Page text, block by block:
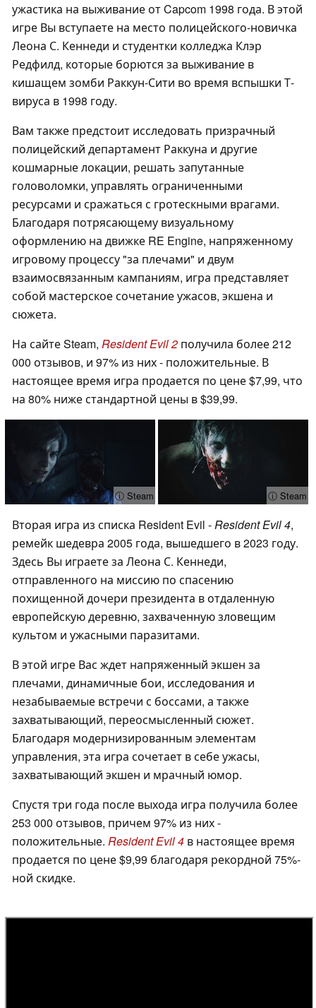
ужастика на выживание от Capcom 1998 года. В этой
игре Вы вступаете на место полицейского-новичка
Леона С. Кеннеди и студентки колледжа Клэр
Редфилд, которые борются за выживание в
кишащем зомби Раккун-Сити во время вспышки Т-
вируса в 1998 году.
Вам также предстоит исследовать призрачный
полицейский департамент Раккуна и другие
кошмарные локации, решать запутанные
головоломки, управлять ограниченными
ресурсами и сражаться с гротескными врагами.
Благодаря потрясающему визуальному
оформлению на движке RE Engine, напряженному
игровому процессу "за плечами" и двум
взаимосвязанным кампаниям, игра представляет
собой мастерское сочетание ужасов, экшена и
сюжета.
На сайте Steam, Resident Evil 2 получила более 212
000 отзывов, и 97% из них - положительные. В
настоящее время игра продается по цене $7,99, что
на 80% ниже стандартной цены в $39,99.
ⓘ Steam ⓘ Steam
Вторая игра из списка Resident Evil -Resident Evil 4,
ремейк шедевра 2005 года, вышедшего в 2023 году.
Здесь Вы играете за Леона С. Кеннеди,
отправленного на миссию по спасению
похищенной дочери президента в отдаленную
европейскую деревню, захваченную зловещим
культом и ужасными паразитами.
В этой игре Вас ждет напряженный экшен за
плечами, динамичные бои, исследования и
незабываемые встречи с боссами, а также
захватывающий, переосмысленный сюжет.
Благодаря модернизированным элементам
управления, эта игра сочетает в себе ужасы,
захватывающий экшен и мрачный юмор.
Спустя три года после выхода игра получила более
253 000 отзывов, причем 97% из них -
положительные. Resident Evil 4 в настоящее время
продается по цене $9,99 благодаря рекордной 75%-
ной скидке.